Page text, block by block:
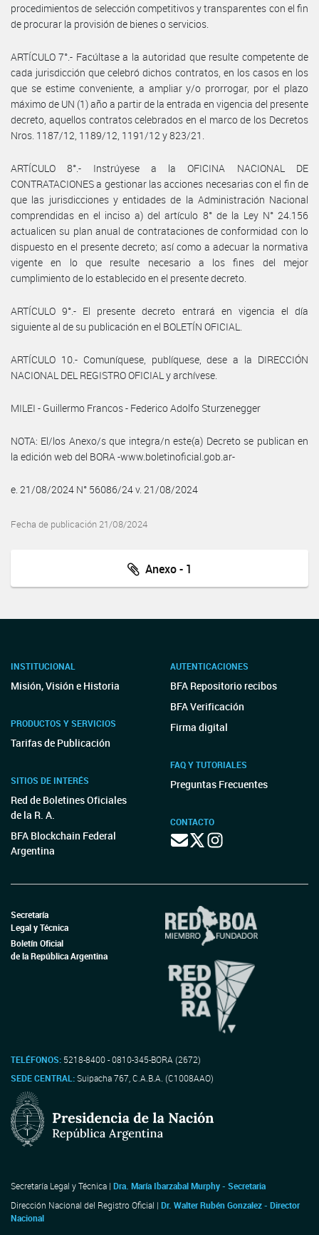
procedimientos de selección competitivos y transparentes con el fin
de procurar la provisión de bienes o servicios.
ARTÍCULO 7°.- Facúltase a la autoridad que resulte competente de
cada jurisdicción que celebró dichos contratos, en los casos en los
que se estime conveniente, a ampliar y/o prorrogar, por el plazo
máximo de UN (1) año a partir de la entrada en vigencia del presente
decreto, aquellos contratos celebrados en el marco de los Decretos
Nros. 1187/12, 1189/12, 1191/12 y 823/21.
ARTÍCULO 8°.- Instrúyese a la OFICINA NACIONAL DE
CONTRATACIONES a gestionar las acciones necesarias con el fin de
que las jurisdicciones y entidades de la Administración Nacional
comprendidas en el inciso a) del artículo 8° de la Ley N° 24.156
actualicen su plan anual de contrataciones de conformidad con lo
dispuesto en el presente decreto; así como a adecuar la normativa
vigente en lo que resulte necesario a los fines del mejor
cumplimiento de lo establecido en el presente decreto.
ARTÍCULO 9°.- El presente decreto entrará en vigencia el día
siguiente al de su publicación en el BOLETÍN OFICIAL.
ARTÍCULO 10.- Comuníquese, publíquese, dese a la DIRECCIÓN
NACIONAL DEL REGISTRO OFICIAL y archívese.
MILEI - Guillermo Francos - Federico Adolfo Sturzenegger
NOTA: El/los Anexo/s que integra/n este(a) Decreto se publican en
la edición web del BORA -www.boletinoficial.gob.ar-
e. 21/08/2024 N° 56086/24 v. 21/08/2024
Fecha de publicación 21/08/2024
Anexo - 1
INSTITUCIONAL
Misión, Visión e Historia
PRODUCTOS Y SERVICIOS
Tarifas de Publicación
SITIOS DE INTERÉS
Red de Boletines Oficiales
de la R. A.
BFA Blockchain Federal
Argentina
AUTENTICACIONES
BFA Repositorio recibos
BFA Verificación
Firma digital
FAQ Y TUTORIALES
Preguntas Frecuentes
CONTACTO
Secretaría
Legal y Técnica
Boletín Oficial
de la República Argentina
TELÉFONOS: 5218-8400 - 0810-345-BORA (2672)
SEDE CENTRAL:Suipacha 767, C.A.B.A. (C1008AAO)
Secretaría Legal y Técnica | Dra. María Ibarzabal Murphy - Secretaria
Dirección Nacional del Registro Oficial | Dr. Walter Rubén Gonzalez - Director
Nacional